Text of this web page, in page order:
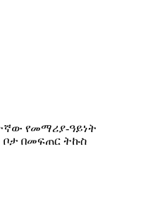
የመማሪያ-ዓይነት
ቦታ በመፍጠር ትኩስ